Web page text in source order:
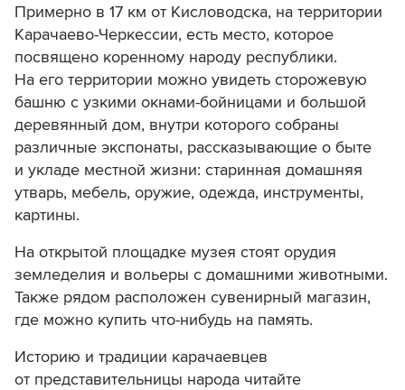
Примерно в 17 км от Кисловодска, на территории
Карачаево-Черкессии, есть место, которое
посвящено коренному народу республики.
На его территории можно увидеть сторожевую
башню с узкими окнами-бойницами и большой
деревянный дом, внутри которого собраны
различные экспонаты, рассказывающие о быте
и укладе местной жизни: старинная домашняя
утварь, мебель, оружие, одежда, инструменты,
картины.
На открытой площадке музея стоят орудия
земледелия и вольеры с домашними животными.
Также рядом расположен сувенирный магазин,
где можно купить что-нибудь на память.
Историю и традиции карачаевцев
от представительницы народа читайте